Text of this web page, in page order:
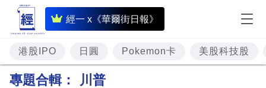
經一 x《華爾街日報》
即
時
財
經
港股IPO 日圓 Pokemon卡 美股科技股
專題合輯： 川普